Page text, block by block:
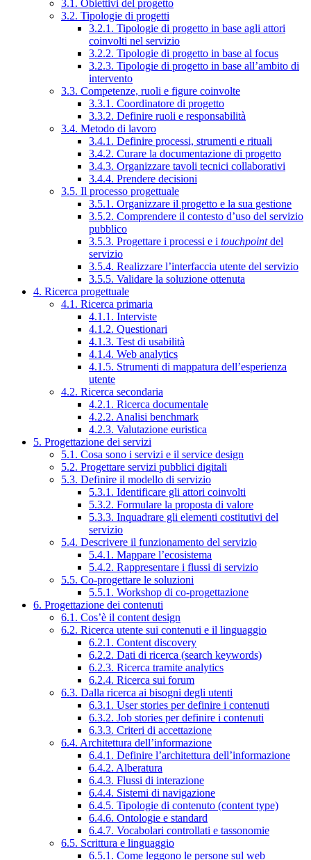
3.1. Obiettivi del progetto
3.2. Tipologie di progetti
3.2.1. Tipologie di progetto in base agli attori
coinvolti nel servizio
3.2.2. Tipologie di progetto in base al focus
3.2.3. Tipologie di progetto in base all’ambito di
intervento
3.3. Competenze, ruoli e figure coinvolte
3.3.1. Coordinatore di progetto
3.3.2. Definire ruoli e responsabilità
3.4. Metodo di lavoro
3.4.1. Definire processi, strumenti e rituali
3.4.2. Curare la documentazione di progetto
3.4.3. Organizzare tavoli tecnici collaborativi
3.4.4. Prendere decisioni
3.5. Il processo progettuale
3.5.1. Organizzare il progetto e la sua gestione
3.5.2. Comprendere il contesto d’uso del servizio
pubblico
3.5.3. Progettare i processi e i touchpointdel
servizio
3.5.4. Realizzare l’interfaccia utente del servizio
3.5.5. Validare la soluzione ottenuta
4. Ricerca progettuale
4.1. Ricerca primaria
4.1.1. Interviste
4.1.2. Questionari
4.1.3. Test di usabilità
4.1.4. Web analytics
4.1.5. Strumenti di mappatura dell’esperienza
utente
4.2. Ricerca secondaria
4.2.1. Ricerca documentale
4.2.2. Analisi benchmark
4.2.3. Valutazione euristica
5. Progettazione dei servizi
5.1. Cosa sono i servizi e il service design
5.2. Progettare servizi pubblici digitali
5.3. Definire il modello di servizio
5.3.1. Identificare gli attori coinvolti
5.3.2. Formulare la proposta di valore
5.3.3. Inquadrare gli elementi costitutivi del
servizio
5.4. Descrivere il funzionamento del servizio
5.4.1. Mappare l’ecosistema
5.4.2. Rappresentare i flussi di servizio
5.5. Co-progettare le soluzioni
5.5.1. Workshop di co-progettazione
6. Progettazione dei contenuti
6.1. Cos’è il content design
6.2. Ricerca utente sui contenuti e il linguaggio
6.2.1. Content discovery
6.2.2. Dati di ricerca (search keywords)
6.2.3. Ricerca tramite analytics
6.2.4. Ricerca sui forum
6.3. Dalla ricerca ai bisogni degli utenti
6.3.1. User stories per definire i contenuti
6.3.2. Job stories per definire i contenuti
6.3.3. Criteri di accettazione
6.4. Architettura dell’informazione
6.4.1. Definire l’architettura dell’informazione
6.4.2. Alberatura
6.4.3. Flussi di interazione
6.4.4. Sistemi di navigazione
6.4.5. Tipologie di contenuto (content type)
6.4.6. Ontologie e standard
6.4.7. Vocabolari controllati e tassonomie
6.5. Scrittura e linguaggio
6.5.1. Come leggono le persone sul web